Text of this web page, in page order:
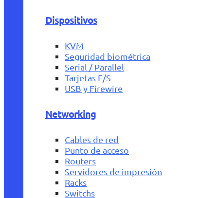
Dispositivos
KVM
Seguridad biométrica
Serial / Parallel
Tarjetas E/S
USB y Firewire
Networking
Cables de red
Punto de acceso
Routers
Servidores de impresión
Racks
Switchs